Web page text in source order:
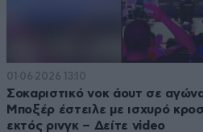
01·06·2026 13:10
Σοκαριστικό νοκ άουτ σε
Μποξέρ έστειλε με ισχυρό
εκτός ρινγκ – Δείτε video